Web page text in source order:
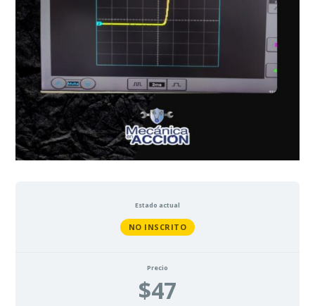
16_Sensor_Volumetrico_Flujo de Aire
17_Comprobación IAT
20_Verificación de Termistor
1 DE 2
Estado actual
NO INSCRITO
Precio
$47